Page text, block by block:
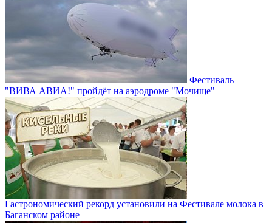
Фестиваль
"ВИВА АВИА!" пройдёт на аэродроме "Мочище"
Гастрономический рекорд установили на Фестивале молока в
Баганском районе